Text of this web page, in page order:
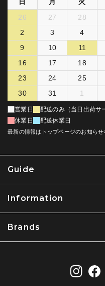
Guide
Information
Brands
26
27 28
2
3 4
9
10 11
16
17 18
23
24 25
30
31 1
営業日
配送のみ（当日出荷サ
休業日
配送休業日
最新の情報はトップページのお知らせ